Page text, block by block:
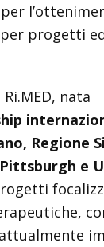
progetti
nata
Regione
e